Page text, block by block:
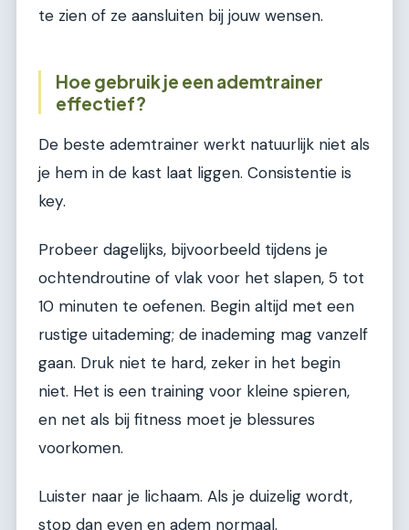
te zien of ze aansluiten bij jouw wensen.
Hoe gebruik je een ademtrainer
effectief?
De beste ademtrainer werkt natuurlijk niet als
je hem in de kast laat liggen. Consistentie is
key.
Probeer dagelijks, bijvoorbeeld tijdens je
ochtendroutine of vlak voor het slapen, 5 tot
10 minuten te oefenen. Begin altijd met een
rustige uitademing; de inademing mag vanzelf
gaan. Druk niet te hard, zeker in het begin
niet. Het is een training voor kleine spieren,
en net als bij fitness moet je blessures
voorkomen.
Luister naar je lichaam. Als je duizelig wordt,
stop dan even en adem normaal.